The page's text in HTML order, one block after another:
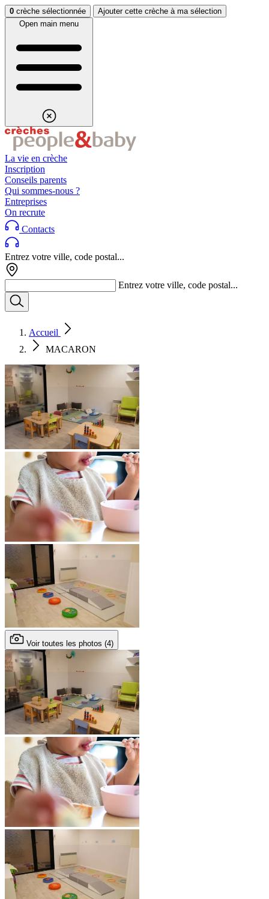
Aller au contenuAller au footer
0 crèche sélectionnée
Ajouter cette crèche à ma sélection
Open main menu
La vie en crèche
Inscription
Conseils parents
Qui sommes-nous ?
Entreprises
On recrute
Contacts
Entrez votre ville, code postal...
Entrez votre ville, code postal...
Accueil
MACARON
Voir toutes les photos (4)